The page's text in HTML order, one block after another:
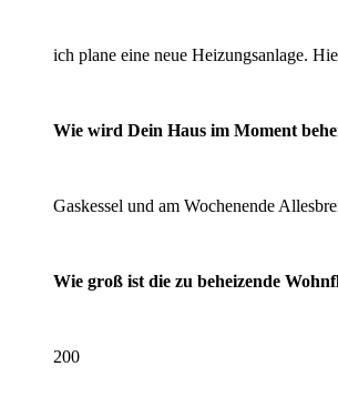
ich plane eine neue Heizungsanlage.
Wie wird Dein Haus im Moment
Gaskessel und am Wochenende
Wie groß ist die zu beheizende
200